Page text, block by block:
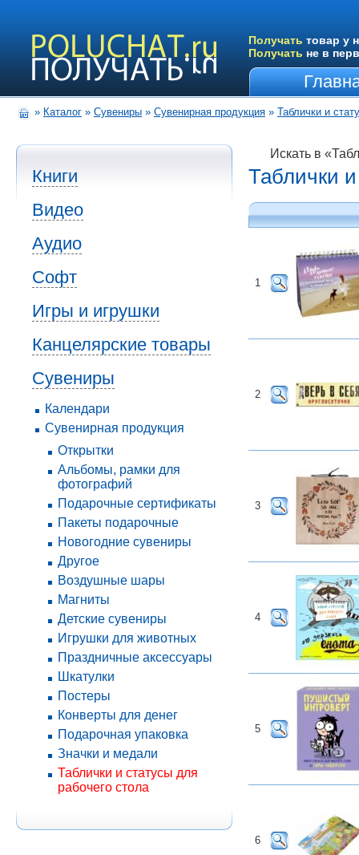
Получать товар у
Получать не в
» Каталог » Сувениры » Сувенирная продукция » Таблички и
Книги
Видео
Аудио
Софт
Игры и игрушки
Канцелярские товары
Сувениры
Календари
Сувенирная продукция
Открытки
Альбомы, рамки для
фотографий
Подарочные сертификаты
Пакеты подарочные
Новогодние сувениры
Другое
Воздушные шары
Магниты
Детские сувениры
Игрушки для животных
Праздничные аксессуары
Шкатулки
Постеры
Конверты для денег
Подарочная упаковка
Значки и медали
Таблички и статусы для
рабочего стола
Искать в
Таблички
1
2
3
4
5
6